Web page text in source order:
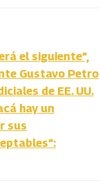
el siguiente”,
Gustavo Petro
de EE. UU.
hay un
sus